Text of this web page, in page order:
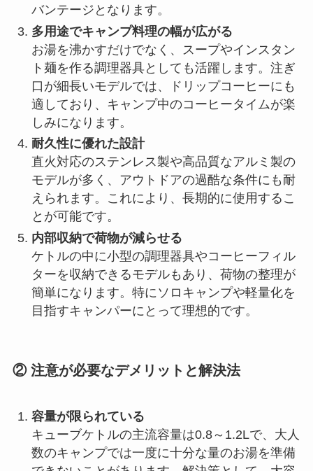
バンテージとなります。
多用途でキャンプ料理の幅が広がる
お湯を沸かすだけでなく、スープやインスタン
ト麺を作る調理器具としても活躍します。注ぎ
口が細長いモデルでは、ドリップコーヒーにも
適しており、キャンプ中のコーヒータイムが楽
しみになります。
耐久性に優れた設計
直火対応のステンレス製や高品質なアルミ製の
モデルが多く、アウトドアの過酷な条件にも耐
えられます。これにより、長期的に使用するこ
とが可能です。
内部収納で荷物が減らせる
ケトルの中に小型の調理器具やコーヒーフィル
ターを収納できるモデルもあり、荷物の整理が
簡単になります。特にソロキャンプや軽量化を
目指すキャンパーにとって理想的です。
② 注意が必要なデメリットと解決法
容量が限られている
キューブケトルの主流容量は0.8～1.2Lで、大人
数のキャンプでは一度に十分な量のお湯を準備